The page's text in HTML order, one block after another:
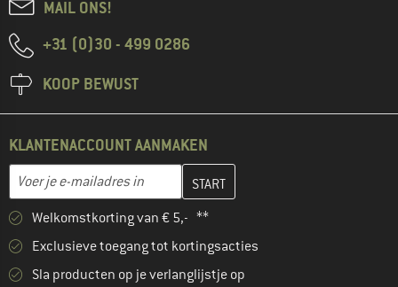
MAIL ONS!
+31 (0)30 - 499 0286
KOOP BEWUST
KLANTENACCOUNT AANMAKEN
E-mailadres
Vul je e-mailadres hier in en maak in de volgende stap je
Welkomstkorting van € 5,- **
Exclusieve toegang tot kortingsacties
Sla producten op je verlanglijstje op